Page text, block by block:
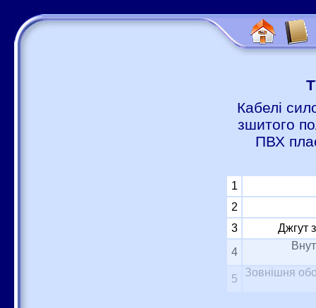
Кабелі
зшитого
ПВХ
1
2
3
Джгут
4
5
Зовнішня